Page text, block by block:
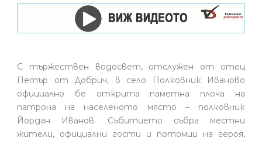
С тържествен водосвет, отслужен от отец
Петър от Добрич, в село Полковник Иваново
официално бе открита паметна плоча на
патрона на населеното място – полковник
Йордан Иванов. Събитието събра местни
жители, официални гости и потомци на героя,